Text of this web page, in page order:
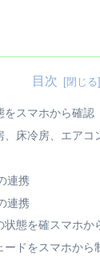
目次
をスマホから確認
、床冷房、エアコ
連携
連携
状態を確スマホか
ードをスマホから